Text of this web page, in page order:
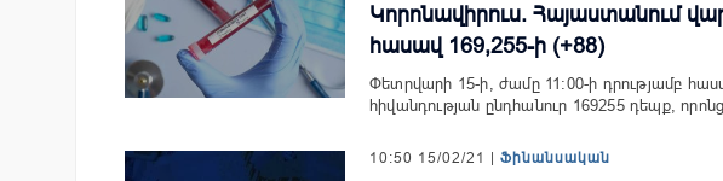
Կորոնավիրուս. Հայաստանում
հասավ 169,255-ի (+88)
Փետրվարի 15-ի, ժամը 11:00-ի դրությամբ
հիվանդության ընդհանուր 169255 դեպք,
10:50 15/02/21 | Ֆինանսական